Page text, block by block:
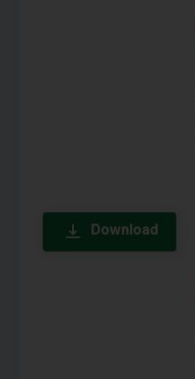
Download